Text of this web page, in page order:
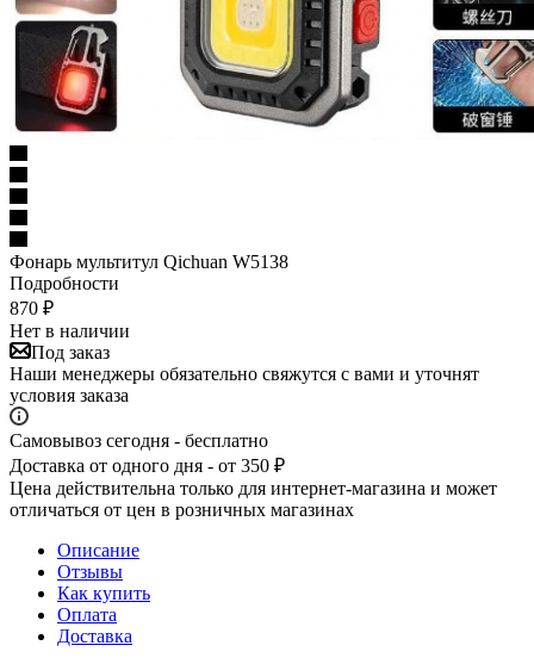
Фонарь мультитул Qichuan W5138
Подробности
870 ₽
Нет в наличии
Под заказ
Наши менеджеры обязательно свяжутся с вами и уточнят
условия заказа
Самовывоз сегодня - бесплатно
Доставка от одного дня - от 350 ₽
Цена действительна только для интернет-магазина и может
отличаться от цен в розничных магазинах
Описание
Отзывы
Как купить
Оплата
Доставка